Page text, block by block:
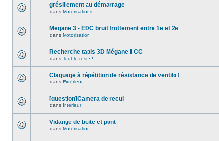
grésillement au démarrage
dans Motorisations
Megane 3 - EDC bruit frottement entre 1e et 2e
dans Motorisation
Recherche tapis 3D Mégane II CC
dans Tout le reste !
Claquage à répétition de résistance de ventilo !
dans Extérieur
[question]Camera de recul
dans Interieur
Vidange de boite et pont
dans Motorisation